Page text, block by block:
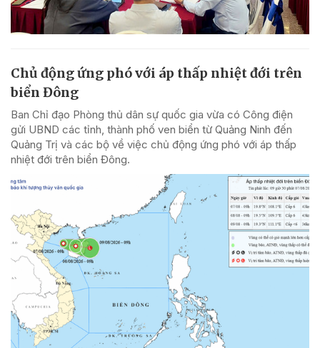
Chủ động ứng phó với áp thấp nhiệt đới trên
biển Đông
Ban Chỉ đạo Phòng thủ dân sự quốc gia vừa có Công điện
gửi UBND các tỉnh, thành phố ven biển từ Quảng Ninh đến
Quảng Trị và các bộ về việc chủ động ứng phó với áp thấp
nhiệt đới trên biển Đông.